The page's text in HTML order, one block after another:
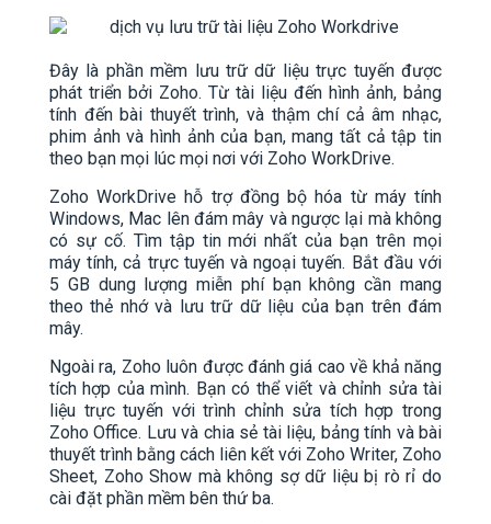
Đây là phần mềm lưu trữ dữ liệu trực tuyến được
phát triển bởi Zoho. Từ tài liệu đến hình ảnh, bảng
tính đến bài thuyết trình, và thậm chí cả âm nhạc,
phim ảnh và hình ảnh của bạn, mang tất cả tập tin
theo bạn mọi lúc mọi nơi với Zoho WorkDrive.
Zoho WorkDrive hỗ trợ đồng bộ hóa từ máy tính
Windows, Mac lên đám mây và ngược lại mà không
có sự cố. Tìm tập tin mới nhất của bạn trên mọi
máy tính, cả trực tuyến và ngoại tuyến. Bắt đầu với
5 GB dung lượng miễn phí bạn không cần mang
theo thẻ nhớ và lưu trữ dữ liệu của bạn trên đám
mây.
Ngoài ra, Zoho luôn được đánh giá cao về khả năng
tích hợp của mình. Bạn có thể viết và chỉnh sửa tài
liệu trực tuyến với trình chỉnh sửa tích hợp trong
Zoho Office. Lưu và chia sẻ tài liệu, bảng tính và bài
thuyết trình bằng cách liên kết với Zoho Writer, Zoho
Sheet, Zoho Show mà không sợ dữ liệu bị rò rỉ do
cài đặt phần mềm bên thứ ba.